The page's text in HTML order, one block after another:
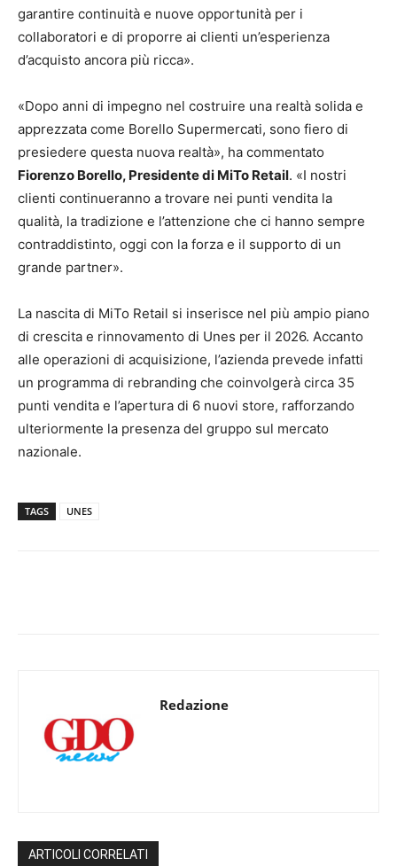
garantire continuità e nuove opportunità per i
collaboratori e di proporre ai clienti un’esperienza
d’acquisto ancora più ricca».
«Dopo anni di impegno nel costruire una realtà solida e
apprezzata come Borello Supermercati, sono fiero di
presiedere questa nuova realtà», ha commentato
Fiorenzo Borello, Presidente di MiTo Retail. «I nostri
clienti continueranno a trovare nei punti vendita la
qualità, la tradizione e l’attenzione che ci hanno sempre
contraddistinto, oggi con la forza e il supporto di un
grande partner».
La nascita di MiTo Retail si inserisce nel più ampio piano
di crescita e rinnovamento di Unes per il 2026. Accanto
alle operazioni di acquisizione, l’azienda prevede infatti
un programma di rebranding che coinvolgerà circa 35
punti vendita e l’apertura di 6 nuovi store, rafforzando
ulteriormente la presenza del gruppo sul mercato
nazionale.
TAGS UNES
Redazione
ARTICOLI CORRELATI